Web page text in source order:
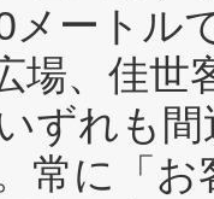
メートル
場、佳世
ずれも
常に「